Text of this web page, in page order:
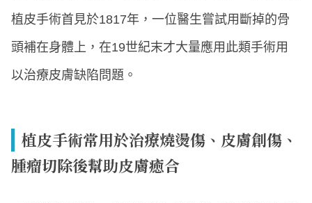
植皮手術首見於1817年，一位醫生嘗試用斷掉的骨
頭補在身體上，在19世紀末才大量應用此類手術用
以治療皮膚缺陷問題。
植皮手術常用於治療燒燙傷、皮膚創傷、
腫瘤切除後幫助皮膚癒合